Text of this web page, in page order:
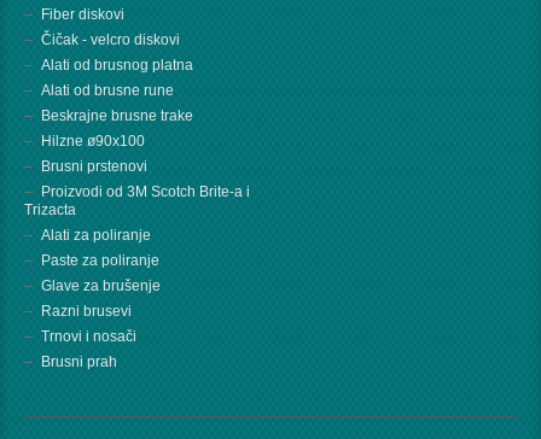
Fiber diskovi
Čičak - velcro diskovi
Alati od brusnog platna
Alati od brusne rune
Beskrajne brusne trake
Hilzne ø90x100
Brusni prstenovi
Proizvodi od 3M Scotch Brite-a i
Trizacta
Alati za poliranje
Paste za poliranje
Glave za brušenje
Razni brusevi
Trnovi i nosači
Brusni prah